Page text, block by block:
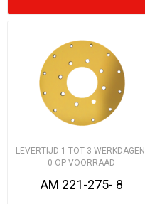
LEVERTIJD 1 TOT 3 WERKDAGEN.
0 OP VOORRAAD
AM 221-275- 8